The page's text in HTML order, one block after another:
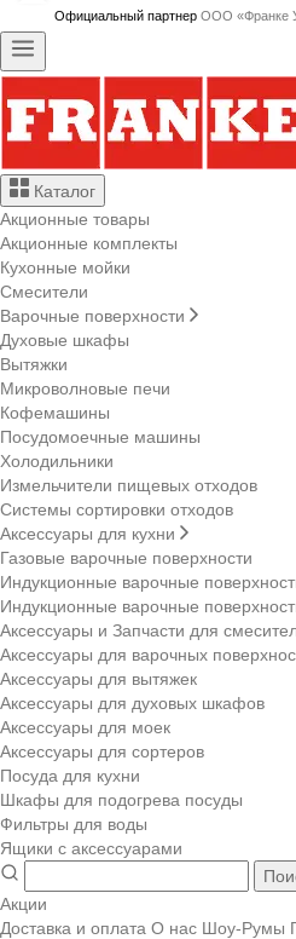
Официальный партнер ООО «Франке
Каталог
Акционные товары
Акционные комплекты
Кухонные мойки
Смесители
Варочные поверхности
Духовые шкафы
Вытяжки
Микроволновые печи
Кофемашины
Посудомоечные машины
Холодильники
Измельчители пищевых отходов
Системы сортировки отходов
Аксессуары для кухни
Газовые варочные поверхности
Индукционные варочные
Индукционные варочные
Аксессуары и Запчасти для
Аксессуары для варочных
Аксессуары для вытяжек
Аксессуары для духовых шкафов
Аксессуары для моек
Аксессуары для сортеров
Посуда для кухни
Шкафы для подогрева посуды
Фильтры для воды
Ящики с аксессуарами
Акции
Доставка и оплата О нас Шоу-Румы